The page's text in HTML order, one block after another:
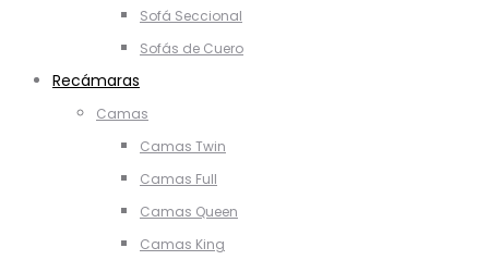
Sofá Seccional
Sofás de Cuero
Recámaras
Camas
Camas Twin
Camas Full
Camas Queen
Camas King